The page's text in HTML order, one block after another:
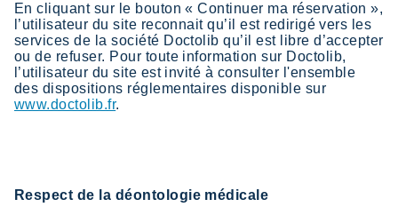
En cliquant sur le bouton « Continuer ma réservation »,
l’utilisateur du site reconnait qu’il est redirigé vers les
services de la société Doctolib qu’il est libre d’accepter
ou de refuser. Pour toute information sur Doctolib,
l’utilisateur du site est invité à consulter l'ensemble
des dispositions réglementaires disponible sur
www.doctolib.fr.
Respect de la déontologie médicale